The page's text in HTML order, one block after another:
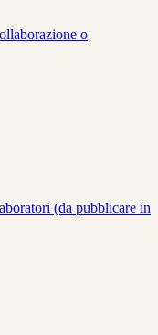
o
(da pubblicare in